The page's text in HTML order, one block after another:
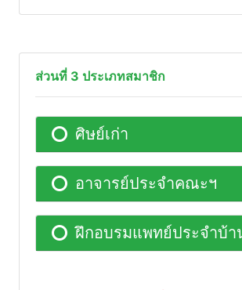
ส่วนที่ 3 ประเภทสมาชิก
ศิษย์เก่า
อาจารย์ประจำคณะฯ
ฝึกอบรมแพทย์ประจำบ้า